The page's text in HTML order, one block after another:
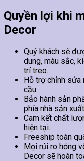
Quyền lợi khi
Decor
Quý khách sẽ
dung, màu sắc,
trí treo.
Hỗ trợ chỉnh sửa
cầu.
Bảo hành sản
phía nhà sản
Cam kết chất
hiện tại.
Freeship toàn
Mọi rủi ro hỏng
Decor sẽ hoàn